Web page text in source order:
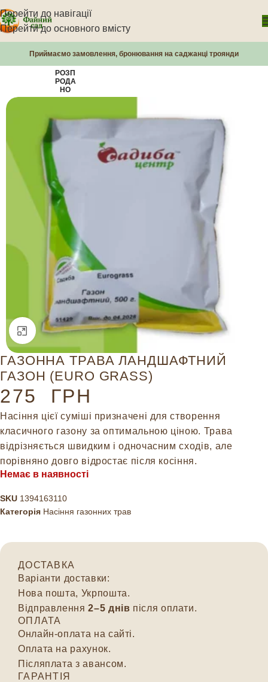
Перейти до навігації
Перейти до основного вмісту
Приймаємо замовлення, бронювання на саджанці троянди
РОЗП
РОДА
НО
Натисніть, щоб збільшити
ГАЗОННА ТРАВА ЛАНДШАФТНИЙ
ГАЗОН (EURO GRASS)
275 ГРН
Насіння цієї суміші призначені для створення
класичного газону за оптимальною ціною. Трава
відрізняється швидким і одночасним сходів, але
порівняно довго відростає після косіння.
Немає в наявності
SKU 1394163110
Категорія Насіння газонних трав
ДОСТАВКА
Варіанти доставки:
Нова пошта, Укрпошта.
Відправлення2–5 днів після оплати.
ОПЛАТА
Онлайн-оплата на сайті.
Оплата на рахунок.
Післяплата з авансом.
ГАРАНТІЯ